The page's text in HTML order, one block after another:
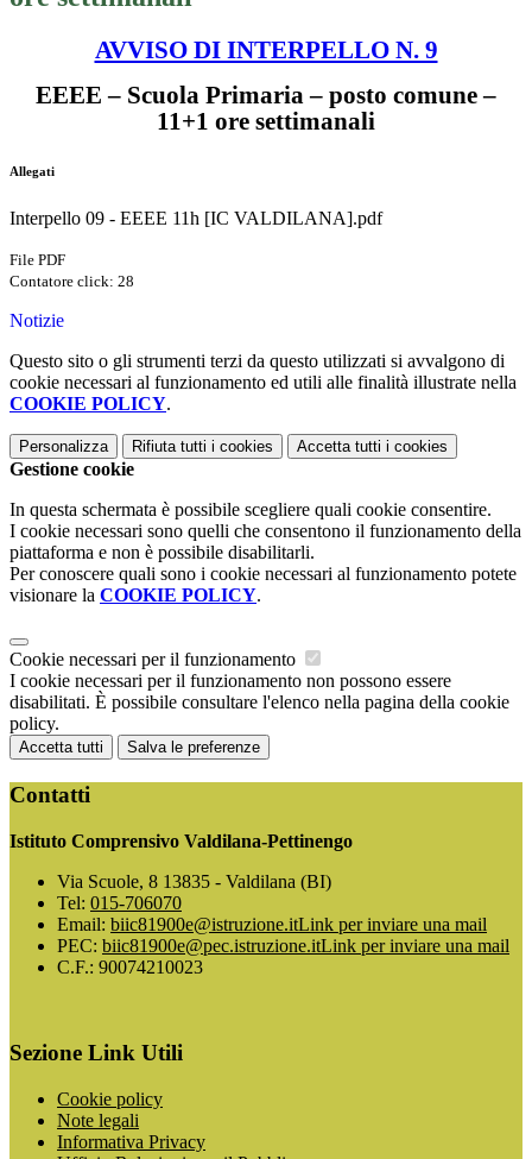
AVVISO DI INTERPELLO N. 9
EEEE – Scuola Primaria – posto comune –
11+1 ore settimanali
Allegati
Interpello 09 - EEEE 11h [IC VALDILANA].pdf
File PDF
Contatore click: 28
Notizie
Questo sito o gli strumenti terzi da questo utilizzati si avvalgono di
cookie necessari al funzionamento ed utili alle finalità illustrate nella
COOKIE POLICY.
Personalizza Rifiuta tutti i cookies Accetta tutti i cookies
Gestione cookie
In questa schermata è possibile scegliere quali cookie consentire.
I cookie necessari sono quelli che consentono il funzionamento della
piattaforma e non è possibile disabilitarli.
Per conoscere quali sono i cookie necessari al funzionamento potete
visionare la COOKIE POLICY.
Cookie necessari per il funzionamento
I cookie necessari per il funzionamento non possono essere
disabilitati. È possibile consultare l'elenco nella pagina della cookie
policy.
Accetta tutti Salva le preferenze
Contatti
Istituto Comprensivo Valdilana-Pettinengo
Via Scuole, 8 13835 - Valdilana (BI)
Tel: 015-706070
Email: biic81900e@istruzione.itLink per inviare una mail
PEC: biic81900e@pec.istruzione.itLink per inviare una mail
C.F.: 90074210023
Sezione Link Utili
Cookie policy
Note legali
Informativa Privacy